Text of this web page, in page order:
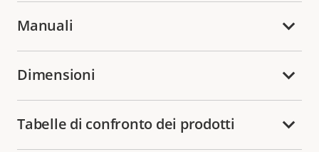
Manuali
Dimensioni
Tabelle di confronto dei prodotti